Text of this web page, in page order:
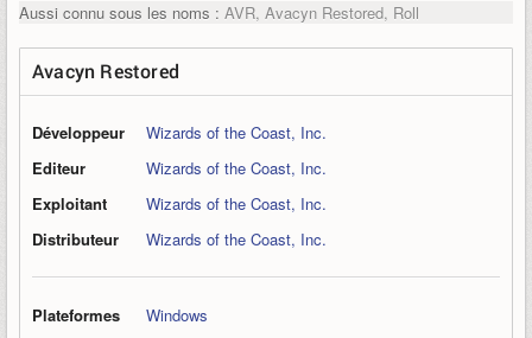
Aussi connu sous les noms : AVR, Avacyn Restored, Roll
Avacyn Restored
Développeur
Wizards of the Coast, Inc.
Editeur
Wizards of the Coast, Inc.
Exploitant
Wizards of the Coast, Inc.
Distributeur
Wizards of the Coast, Inc.
Plateformes
Windows